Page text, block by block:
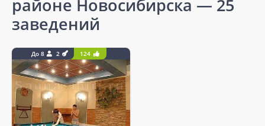
районе Новосибирска — 25
заведений
До 8 2 124